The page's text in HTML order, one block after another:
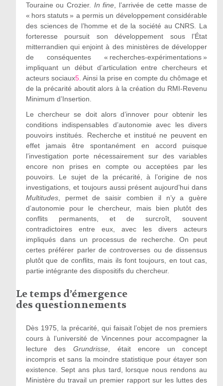
Touraine ou Crozier. In fine, l’arrivée de cette masse de
« hors statuts » a permis un développement considérable
des sciences de l’homme et de la société au CNRS. La
forteresse poursuit son développement sous l’État
mitterrandien qui enjoint à des ministères de développer
de conséquentes « recherches-expérimentations »
impliquant un début d’articulation entre chercheurs et
acteurs sociaux5. Ainsi la prise en compte du chômage et
de la précarité aboutit alors à la création du RMI-Revenu
Minimum d’Insertion.
Le chercheur se doit alors d’innover pour obtenir les
conditions indispensables d’autonomie avec les divers
pouvoirs institués. Recherche et institué ne peuvent en
effet jamais être spontanément en accord puisque
l’investigation porte nécessairement sur des variables
encore non prises en compte ou acceptées par les
pouvoirs. Le sujet de la précarité, à l’origine de nos
investigations, et toujours aussi présent aujourd’hui dans
Multitudes, permet de saisir combien il n’y a guère
d’autonomie pour le chercheur, mais bien plutôt des
conflits permanents, et de surcroît, souvent
contradictoires entre eux, avec les divers acteurs
impliqués dans un processus de recherche. On peut
certes préférer parler de controverses ou de dissensus
plutôt que de conflits, mais ils font toujours, en tout cas,
partie intégrante des dispositifs du chercheur.
Le temps d’émergence
des questionnements
Dès 1975, la précarité, qui faisait l’objet de nos premiers
cours à l’université de Vincennes pour accompagner la
lecture desGrundrisse, était encore un concept
incompris et sans la moindre statistique pour étayer son
existence. Sept ans plus tard, lorsque nous rendons au
Ministère du travail un premier rapport sur les luttes des